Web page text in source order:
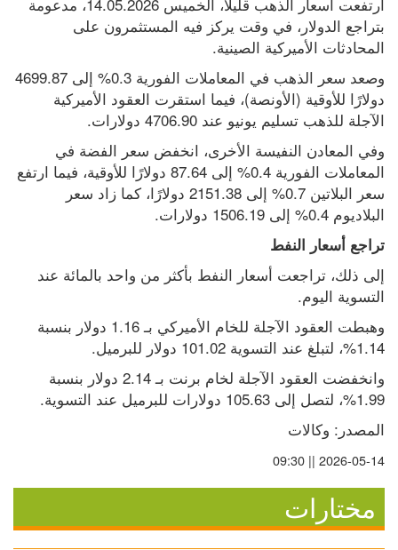
المحادثات الأميركية الصينية.
دولارًا للأوقية (الأونصة)، فيما استقرت العقود الأميركية ​
الآجلة للذهب تسليم يونيو عند ‌4706.90 دولارات.
البلاديوم 0.4% إلى 1506.19 دولارات.
تراجع أسعار النفط
التسوية اليوم.
1.14%، لتبلغ عند التسوية 101.02 دولار للبرميل.
1.99%، لتصل إلى 105.63 دولارات للبرميل عند التسوية.
المصدر: وكالات
2026-05-14 || 09:30
مختارات